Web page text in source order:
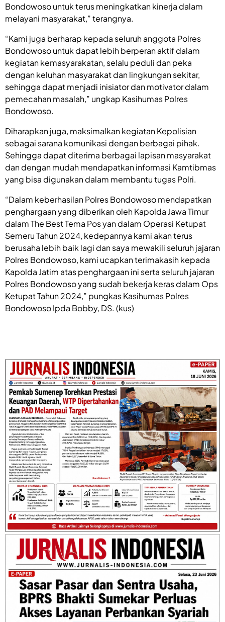
Bondowoso untuk terus meningkatkan kinerja dalam
melayani masyarakat,” terangnya.
“Kami juga berharap kepada seluruh anggota Polres
Bondowoso untuk dapat lebih berperan aktif dalam
kegiatan kemasyarakatan, selalu peduli dan peka
dengan keluhan masyarakat dan lingkungan sekitar,
sehingga dapat menjadi inisiator dan motivator dalam
pemecahan masalah,” ungkap Kasihumas Polres
Bondowoso.
Diharapkan juga, maksimalkan kegiatan Kepolisian
sebagai sarana komunikasi dengan berbagai pihak.
Sehingga dapat diterima berbagai lapisan masyarakat
dan dengan mudah mendapatkan informasi Kamtibmas
yang bisa digunakan dalam membantu tugas Polri.
“Dalam keberhasilan Polres Bondowoso mendapatkan
penghargaan yang diberikan oleh Kapolda Jawa Timur
dalam The Best Tema Pos yan dalam Operasi Ketupat
Semeru Tahun 2024, kedepannya kami akan terus
berusaha lebih baik lagi dan saya mewakili seluruh jajaran
Polres Bondowoso, kami ucapkan terimakasih kepada
Kapolda Jatim atas penghargaan ini serta seluruh jajaran
Polres Bondowoso yang sudah bekerja keras dalam Ops
Ketupat Tahun 2024,” pungkas Kasihumas Polres
Bondowoso Ipda Bobby, DS. (kus)